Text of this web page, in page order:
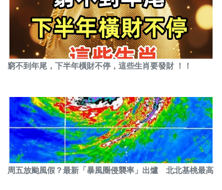
窮不到年尾，下半年橫財不停，這些生肖要發財 ！！
周五放颱風假？最新「暴風圈侵襲率」出爐 北北基桃最高